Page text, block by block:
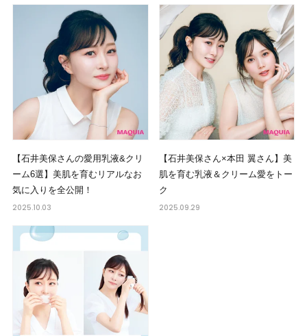
【石井美保さんの愛用乳液&クリ
ーム6選】美肌を育むリアルなお
気に入りを全公開！
2025.10.03
【石井美保さん×本田 翼さん】美
肌を育む乳液＆クリーム愛をトー
ク
2025.09.29